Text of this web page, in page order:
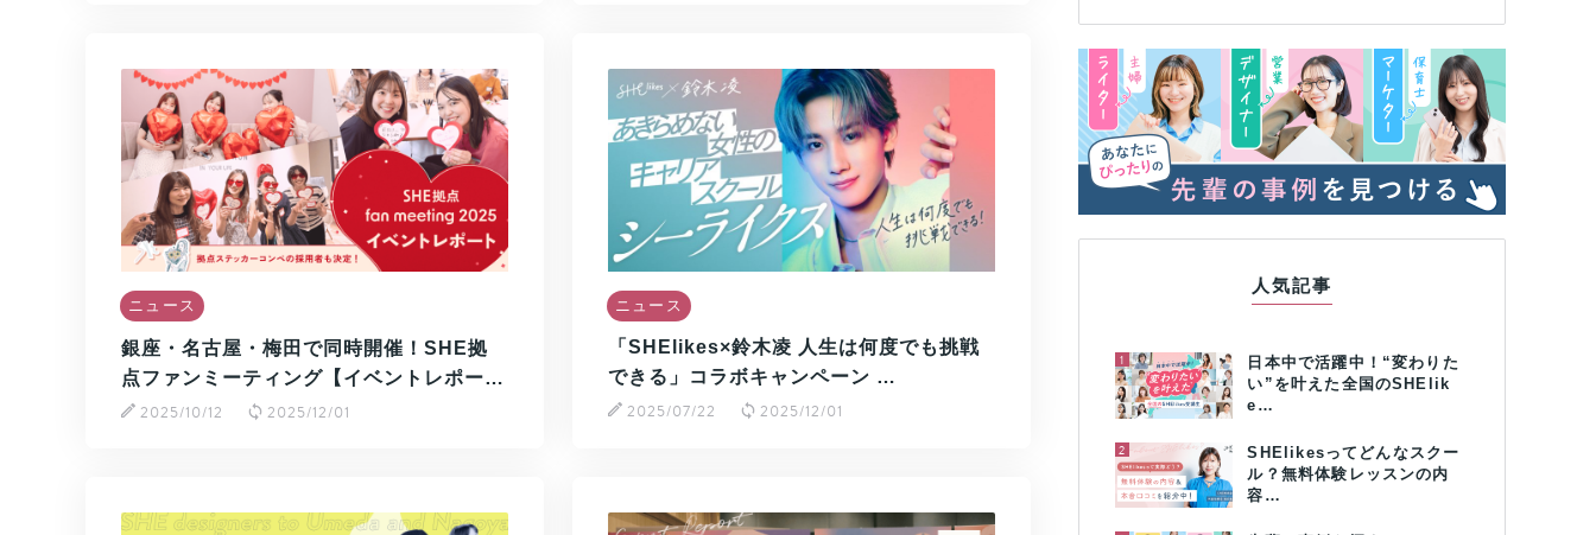
ニュース
銀座・名古屋・梅田で同時開催！SHE拠
点ファンミーティング【イベントレポー…
2025/10/12 2025/12/01
ニュース
「SHElikes×鈴木凌 人生は何度でも挑戦
できる」コラボキャンペーン …
2025/07/22 2025/12/01
人気記事
1
日本中で活躍中！“変わりた
い”を叶えた全国のSHElik
e…
2
SHElikesってどんなスクー
ル？無料体験レッスンの内
容…